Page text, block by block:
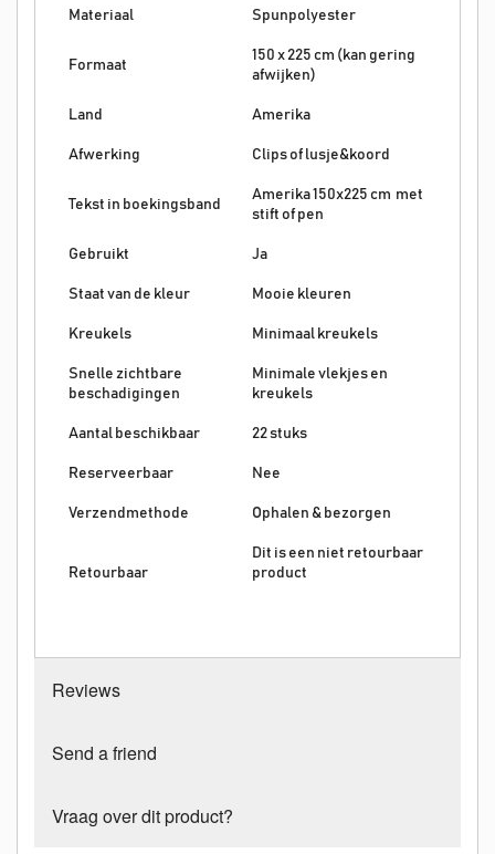
Materiaal Spunpolyester
Formaat
150 x 225 cm (kan gering
afwijken)
Land Amerika
Afwerking Clips of lusje&koord
Tekst in boekingsband
Amerika 150x225 cm met
stift of pen
Gebruikt Ja
Staat van de kleur Mooie kleuren
Kreukels Minimaal kreukels
Snelle zichtbare
beschadigingen
Minimale vlekjes en
kreukels
Aantal beschikbaar 22 stuks
Reserveerbaar Nee
Verzendmethode Ophalen & bezorgen
Retourbaar
Dit is een niet retourbaar
product
Reviews
Send a friend
Vraag over dit product?